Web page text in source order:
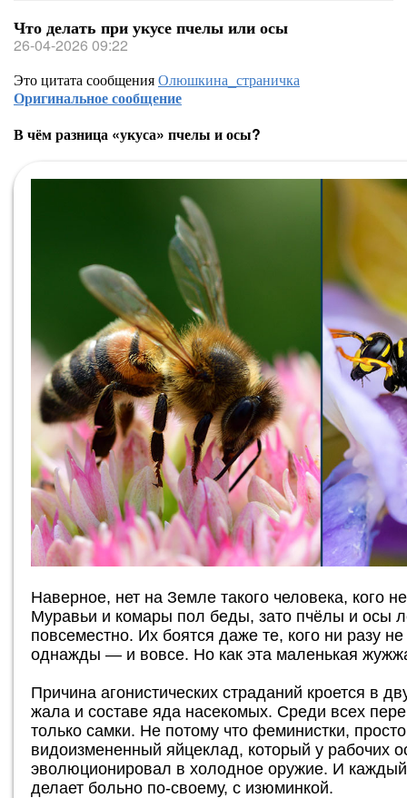
Что делать при укусе пчелы или осы
26-04-2026 09:22
Это цитата сообщенияОлюшкина_страничка
Оригинальное сообщение
В чём разница «укуса» пчелы и осы?
Наверное, нет на Земле такого человека, кого
Муравьи и комары пол беды, зато пчёлы и осы
повсеместно. Их боятся даже те, кого ни разу
однажды — и вовсе. Но как эта маленькая
Причина агонистических страданий кроется в
жала и составе яда насекомых. Среди всех
только самки. Не потому что феминистки,
видоизмененный яйцеклад, который у рабочих
эволюционировал в холодное оружие. И каждый
делает больно по-своему, с изюминкой.